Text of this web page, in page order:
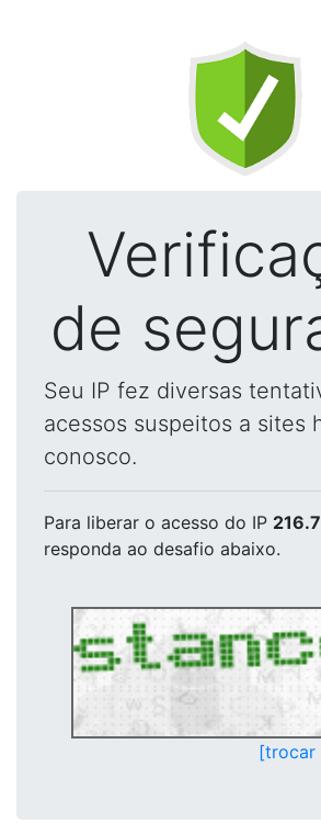
de
Seu IP fez diversas
acessos suspeitos a sites
conosco.
Para liberar o acesso do IP
responda ao desafio abaixo.
[trocar